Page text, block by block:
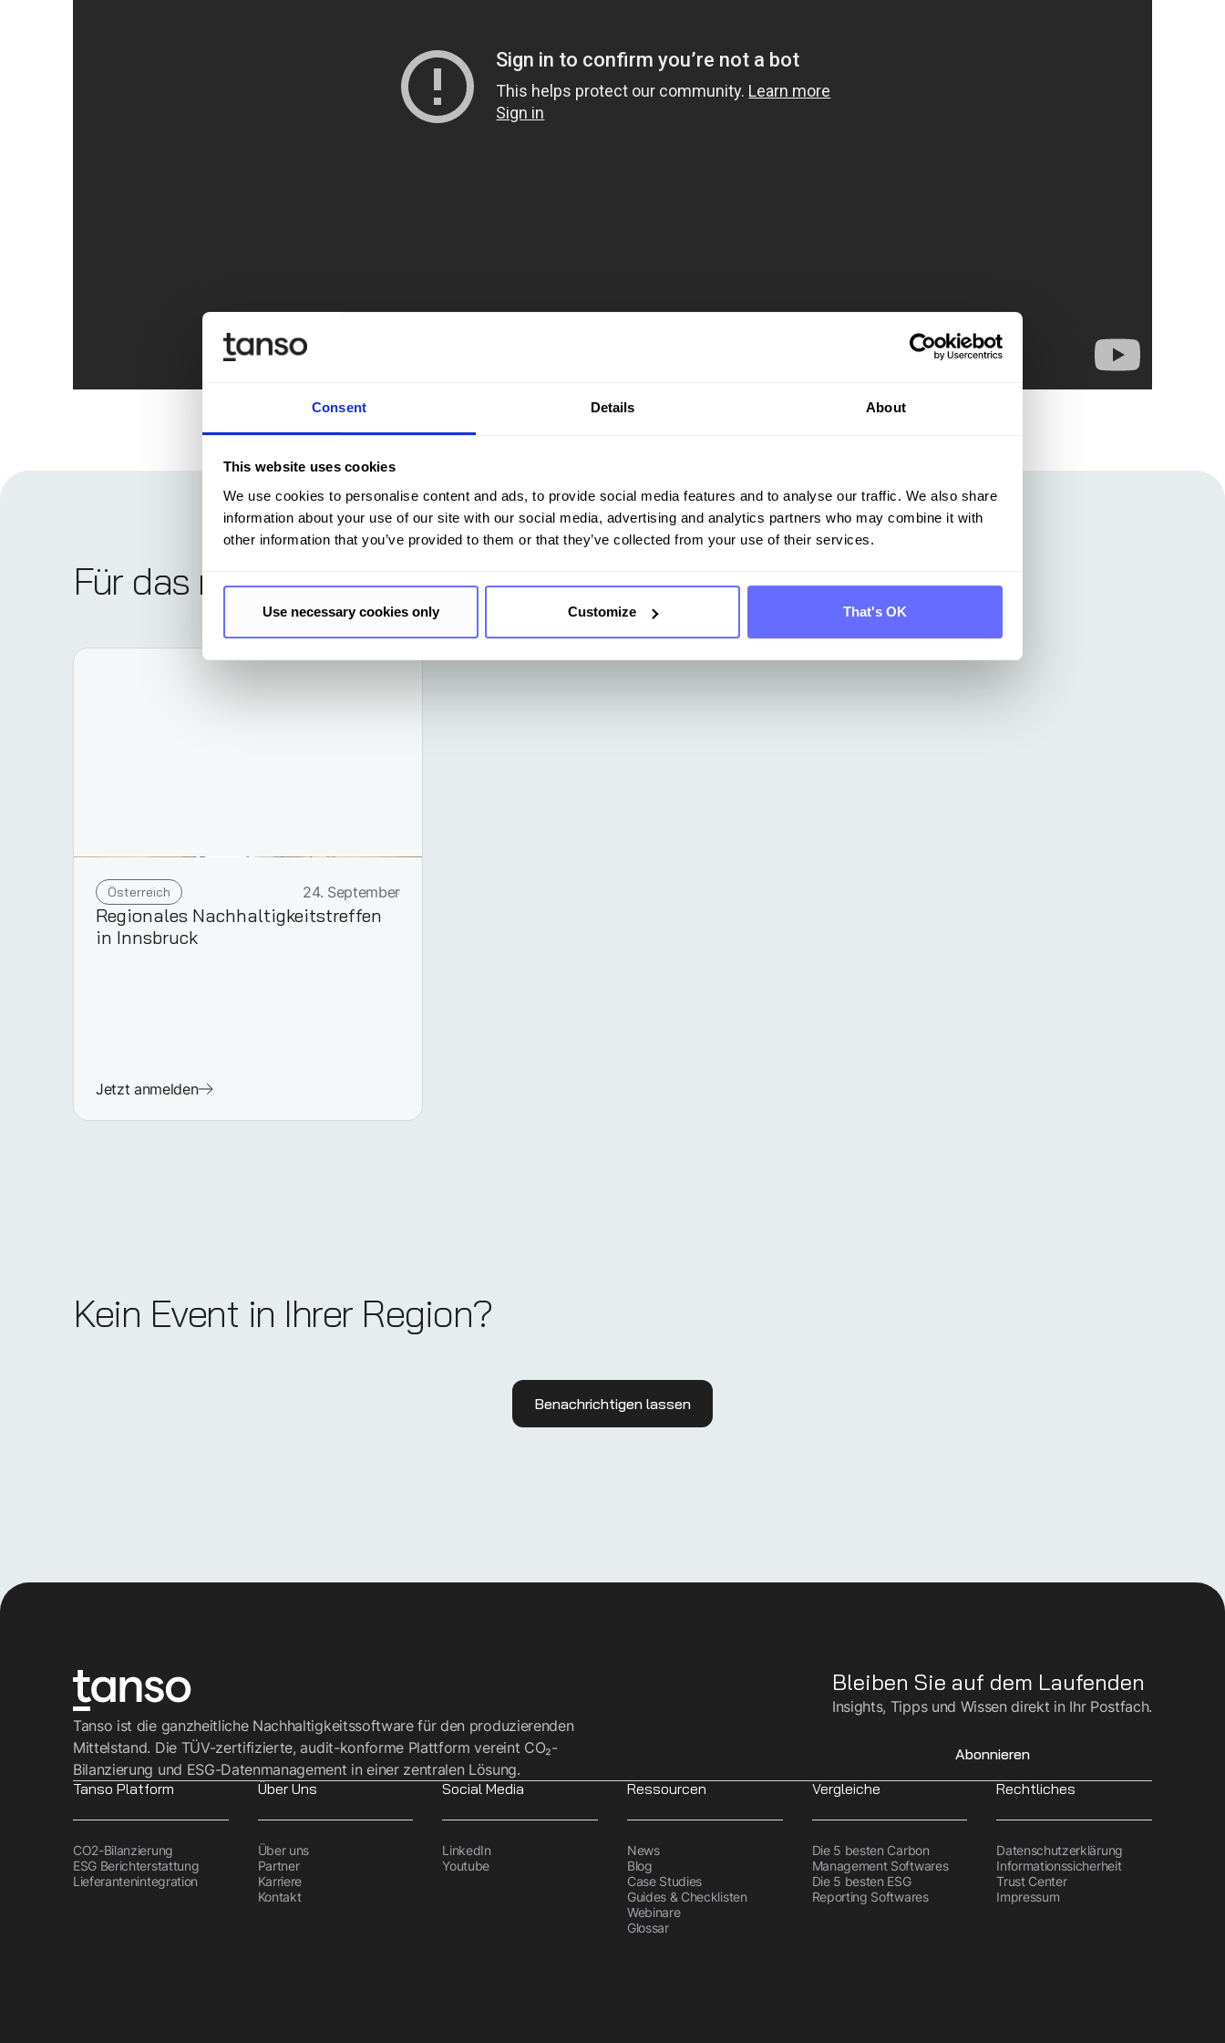
Consent Details About
This website uses cookies
We use cookies to personalise content and ads, to provide social media features and to analyse our traffic. We also share
information about your use of our site with our social media, advertising and analytics partners who may combine it with
other information that you’ve provided to them or that they’ve collected from your use of their services.
Use necessary cookies only Customize That's OK
Für das nächste regionale Event in Ihrer Nähe anmelden
Österreich 24. September
Regionales Nachhaltigkeitstreffen
in Innsbruck
Jetzt anmelden
Kein Event in Ihrer Region?
Benachrichtigen lassen
Tanso ist die ganzheitliche Nachhaltigkeitssoftware für den produzierenden
Mittelstand. Die TÜV-zertifizierte, audit-konforme Plattform vereint CO₂-
Bilanzierung und ESG-Datenmanagement in einer zentralen Lösung.
Bleiben Sie auf dem Laufenden
Insights, Tipps und Wissen direkt in Ihr Postfach.
Abonnieren
Tanso Platform
CO2-Bilanzierung
ESG Berichterstattung
Lieferantenintegration
Über Uns
Über uns
Partner
Karriere
Kontakt
Social Media
LinkedIn
Youtube
Ressourcen
News
Blog
Case Studies
Guides & Checklisten
Webinare
Glossar
Vergleiche
Die 5 besten Carbon
Management Softwares
Die 5 besten ESG
Reporting Softwares
Rechtliches
Datenschutzerklärung
Informationssicherheit
Trust Center
Impressum